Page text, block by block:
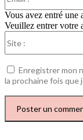
Vous avez entré une
Veuillez entrer votre
Enregistrer mon
la prochaine fois que